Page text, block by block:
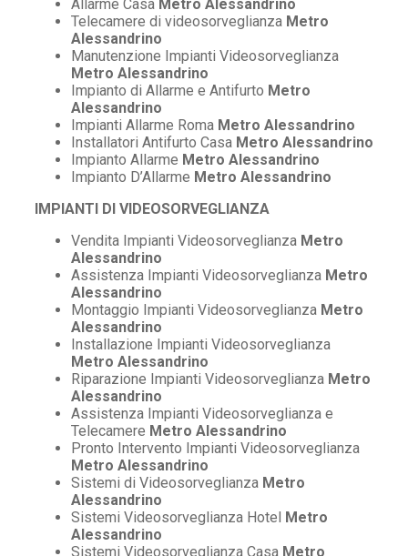
Allarme Casa Metro Alessandrino
Telecamere di videosorveglianza Metro
Alessandrino
Manutenzione Impianti Videosorveglianza
Metro Alessandrino
Impianto di Allarme e Antifurto Metro
Alessandrino
Impianti Allarme Roma Metro Alessandrino
Installatori Antifurto Casa Metro Alessandrino
Impianto Allarme Metro Alessandrino
Impianto D’Allarme Metro Alessandrino
IMPIANTI DI VIDEOSORVEGLIANZA
Vendita Impianti Videosorveglianza Metro
Alessandrino
Assistenza Impianti Videosorveglianza Metro
Alessandrino
Montaggio Impianti Videosorveglianza Metro
Alessandrino
Installazione Impianti Videosorveglianza
Metro Alessandrino
Riparazione Impianti Videosorveglianza Metro
Alessandrino
Assistenza Impianti Videosorveglianza e
Telecamere Metro Alessandrino
Pronto Intervento Impianti Videosorveglianza
Metro Alessandrino
Sistemi di Videosorveglianza Metro
Alessandrino
Sistemi Videosorveglianza Hotel Metro
Alessandrino
Sistemi Videosorveglianza Casa Metro